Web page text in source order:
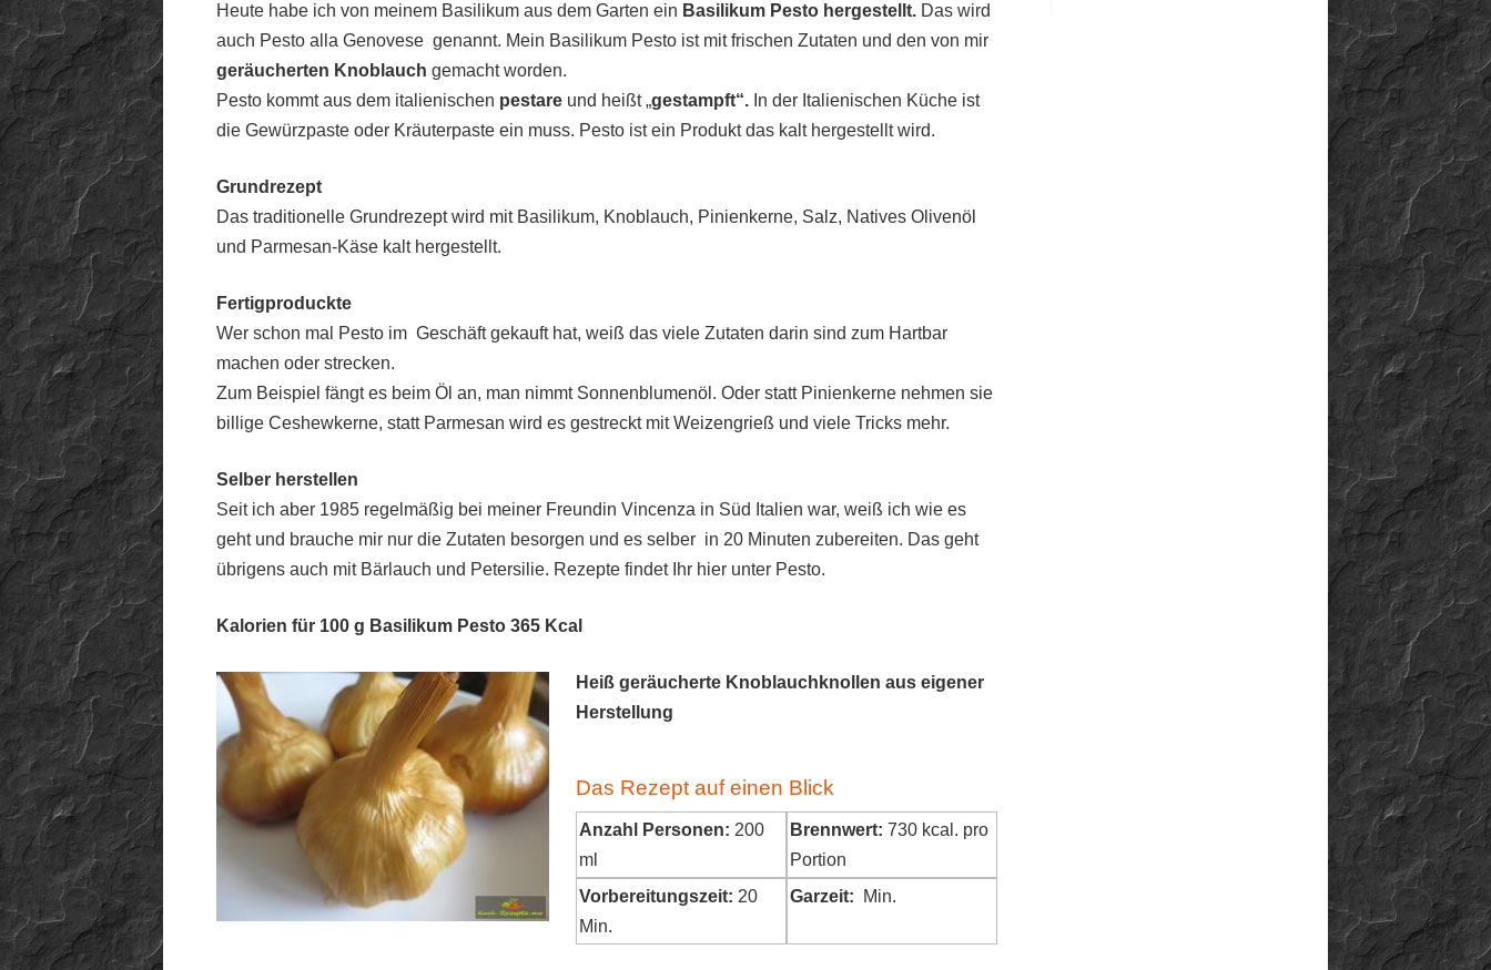
Heute habe ich von meinem Basilikum aus dem Garten ein Basilikum Pesto hergestellt. Das wird
auch Pesto alla Genovese genannt. Mein Basilikum Pesto ist mit frischen Zutaten und den von mir
geräucherten Knoblauch gemacht worden.
Pesto kommt aus dem italienischen pestare und heißt „gestampft“. In der Italienischen Küche ist
die Gewürzpaste oder Kräuterpaste ein muss. Pesto ist ein Produkt das kalt hergestellt wird.
Grundrezept
Das traditionelle Grundrezept wird mit Basilikum, Knoblauch, Pinienkerne, Salz, Natives Olivenöl
und Parmesan-Käse kalt hergestellt.
Fertigproduckte
Wer schon mal Pesto im Geschäft gekauft hat, weiß das viele Zutaten darin sind zum Hartbar
machen oder strecken.
Zum Beispiel fängt es beim Öl an, man nimmt Sonnenblumenöl. Oder statt Pinienkerne nehmen sie
billige Ceshewkerne, statt Parmesan wird es gestreckt mit Weizengrieß und viele Tricks mehr.
Selber herstellen
Seit ich aber 1985 regelmäßig bei meiner Freundin Vincenza in Süd Italien war, weiß ich wie es
geht und brauche mir nur die Zutaten besorgen und es selber in 20 Minuten zubereiten. Das geht
übrigens auch mit Bärlauch und Petersilie. Rezepte findet Ihr hier unter Pesto.
Kalorien für 100 g Basilikum Pesto 365 Kcal
Heiß geräucherte Knoblauchknollen aus eigener
Herstellung
Das Rezept auf einen Blick
Anzahl Personen: 200
ml
Brennwert: 730 kcal. pro
Portion
Vorbereitungszeit: 20
Min.
Garzeit: Min.